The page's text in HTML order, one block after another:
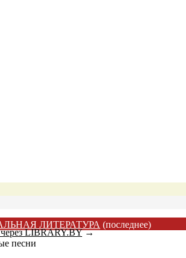
ЛИТЕРАТУРА (последнее)
LIBRARY.BY→
песни